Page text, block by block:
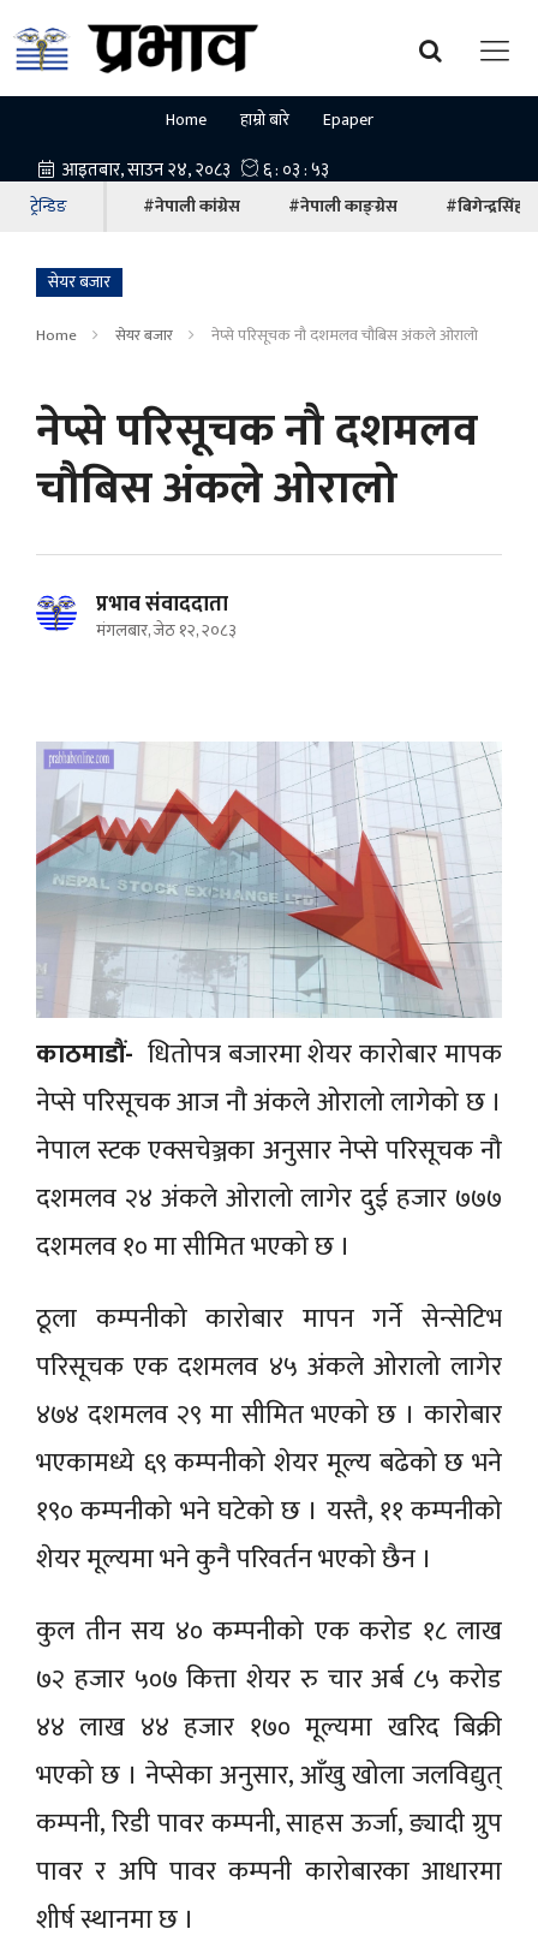
Home हाम्रो बारे Epaper
ट्रेन्डिङ #नेपाली कांग्रेस #नेपाली काङ्ग्रेस #बिगेन्द्रसिंह
सेयर बजार
Home सेयर बजार नेप्से परिसूचक नौ दशमलव चौबिस अंकले ओरालो
नेप्से परिसूचक नौ दशमलव
चौबिस अंकले ओरालो
प्रभाव संवाददाता
मंगलबार, जेठ १२, २०८३
काठमाडौं- धितोपत्र बजारमा शेयर कारोबार मापक
नेप्से परिसूचक आज नौ अंकले ओरालो लागेको छ ।
नेपाल स्टक एक्सचेञ्जका अनुसार नेप्से परिसूचक नौ
दशमलव २४ अंकले ओरालो लागेर दुई हजार ७७७
दशमलव १० मा सीमित भएको छ ।
ठूला कम्पनीको कारोबार मापन गर्ने सेन्सेटिभ
परिसूचक एक दशमलव ४५ अंकले ओरालो लागेर
४७४ दशमलव २९ मा सीमित भएको छ । कारोबार
भएकामध्ये ६९ कम्पनीको शेयर मूल्य बढेको छ भने
१९० कम्पनीको भने घटेको छ । यस्तै, ११ कम्पनीको
शेयर मूल्यमा भने कुनै परिवर्तन भएको छैन ।
कुल तीन सय ४० कम्पनीको एक करोड १८ लाख
७२ हजार ५०७ कित्ता शेयर रु चार अर्ब ८५ करोड
४४ लाख ४४ हजार १७० मूल्यमा खरिद बिक्री
भएको छ । नेप्सेका अनुसार, आँखु खोला जलविद्युत्
कम्पनी, रिडी पावर कम्पनी, साहस ऊर्जा, ङ्यादी ग्रुप
पावर र अपि पावर कम्पनी कारोबारका आधारमा
शीर्ष स्थानमा छ ।